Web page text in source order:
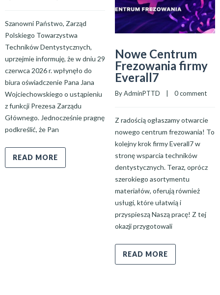
Szanowni Państwo, Zarząd
Polskiego Towarzystwa
Techników Dentystycznych,
uprzejmie informuję, że w dniu 29
czerwca 2026 r. wpłynęło do
biura oświadczenie Pana Jana
Wojciechowskiego o ustąpieniu
z funkcji Prezesa Zarządu
Głównego. Jednocześnie pragnę
podkreślić, że Pan
READ MORE
Nowe Centrum
Frezowania firmy
Everall7
By AdminPTTD
    |
0 comment
Z radością ogłaszamy otwarcie
nowego centrum frezowania! To
kolejny krok firmy Everall7 w
stronę wsparcia techników
dentystycznych. Teraz, oprócz
szerokiego asortymentu
materiałów, oferują również
usługi, które ułatwią i
przyspieszą Naszą pracę! Z tej
okazji przygotowali
READ MORE